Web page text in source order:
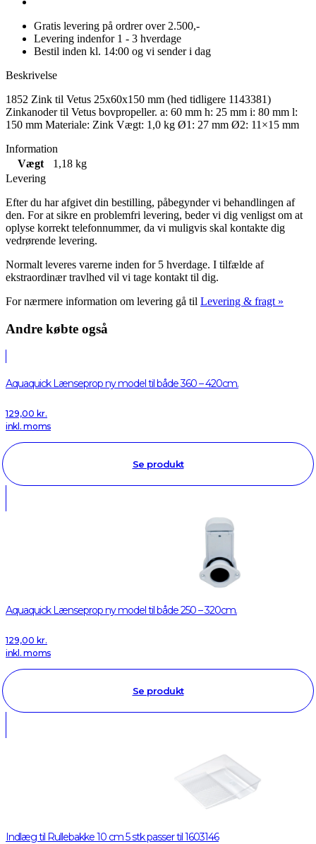
Gratis levering på ordrer over 2.500,-
Levering indenfor 1 - 3 hverdage
Bestil inden kl. 14:00 og vi sender i dag
Beskrivelse
1852 Zink til Vetus 25x60x150 mm (hed tidligere 1143381)
Zinkanoder til Vetus bovpropeller. a: 60 mm h: 25 mm i: 80 mm l:
150 mm Materiale: Zink Vægt: 1,0 kg Ø1: 27 mm Ø2: 11×15 mm
Information
Vægt
1,18 kg
Levering
Efter du har afgivet din bestilling, påbegynder vi behandlingen af
den. For at sikre en problemfri levering, beder vi dig venligst om at
oplyse korrekt telefonnummer, da vi muligvis skal kontakte dig
vedrørende levering.
Normalt leveres varerne inden for 5 hverdage. I tilfælde af
ekstraordinær travlhed vil vi tage kontakt til dig.
For nærmere information om levering gå til Levering & fragt »
Andre købte også
Aquaquick Lænseprop ny model til både 360 – 420cm.
129,00 kr.
inkl. moms
Se produkt
Aquaquick Lænseprop ny model til både 250 – 320cm.
129,00 kr.
inkl. moms
Se produkt
Indlæg til Rullebakke 10 cm 5 stk passer til 1603146